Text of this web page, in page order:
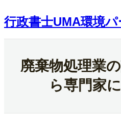
容
を
ス
行政書士UMA環境
廃棄物処理業
ら専門家